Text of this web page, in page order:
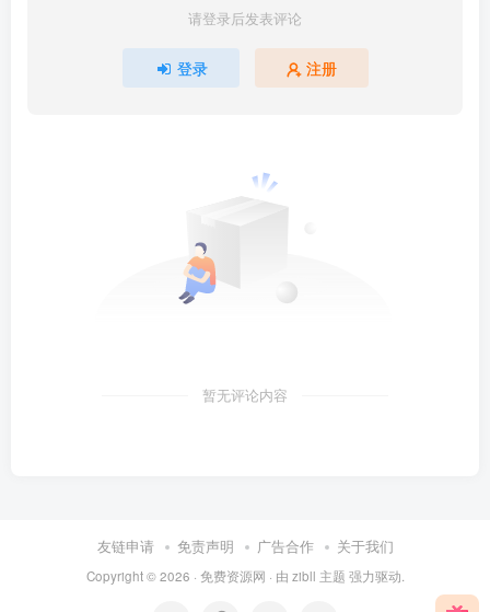
请登录后发表评论
登录 注册
暂无评论内容
友链申请 免责声明 广告合作 关于我们
Copyright © 2026 · 免费资源网 · 由 zibll 主题 强力驱动.